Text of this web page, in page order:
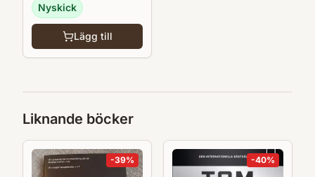
Nyskick
Lägg till
Liknande böcker
-39% -40%